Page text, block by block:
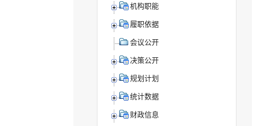
机构职能
履职依据
会议公开
决策公开
规划计划
统计数据
财政信息